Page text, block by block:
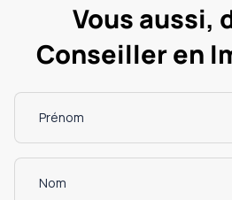
Vous aussi,
Conseiller en